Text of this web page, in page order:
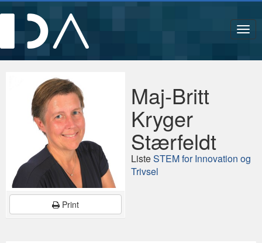
Print
Maj-Britt
Kryger
Stærfeldt
ListeSTEM for Innovation og
Trivsel